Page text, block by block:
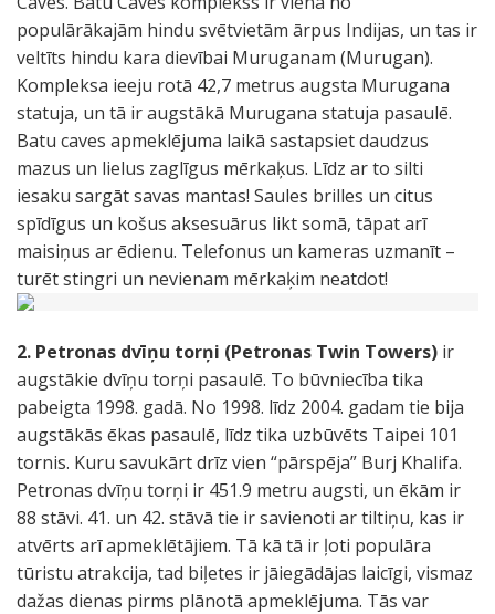
populārākajām hindu svētvietām ārpus Indijas, un tas ir
veltīts hindu kara dievībai Muruganam (Murugan).
Kompleksa ieeju rotā 42,7 metrus augsta Murugana
statuja, un tā ir augstākā Murugana statuja pasaulē.
Batu caves apmeklējuma laikā sastapsiet daudzus
mazus un lielus zaglīgus mērkaķus. Līdz ar to silti
iesaku sargāt savas mantas! Saules brilles un citus
spīdīgus un košus aksesuārus likt somā, tāpat arī
maisiņus ar ēdienu. Telefonus un kameras uzmanīt –
turēt stingri un nevienam mērkaķim neatdot!
2. Petronas dvīņu torņi (Petronas Twin Towers) ir
augstākie dvīņu torņi pasaulē. To būvniecība tika
pabeigta 1998. gadā. No 1998. līdz 2004. gadam tie bija
augstākās ēkas pasaulē, līdz tika uzbūvēts Taipei 101
tornis. Kuru savukārt drīz vien “pārspēja” Burj Khalifa.
Petronas dvīņu torņi ir 451.9 metru augsti, un ēkām ir
88 stāvi. 41. un 42. stāvā tie ir savienoti ar tiltiņu, kas ir
atvērts arī apmeklētājiem. Tā kā tā ir ļoti populāra
tūristu atrakcija, tad biļetes ir jāiegādājas laicīgi, vismaz
dažas dienas pirms plānotā apmeklējuma. Tās var